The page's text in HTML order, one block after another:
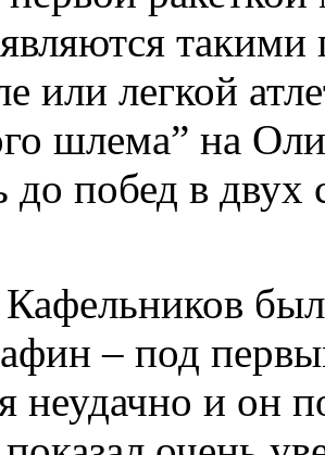
или легкой
шлема” на
до побед в
– под
неудачно и он